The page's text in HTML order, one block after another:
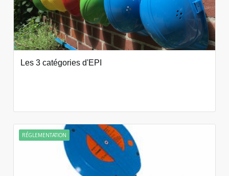
Les 3 catégories d'EPI
RÉGLEMENTATION